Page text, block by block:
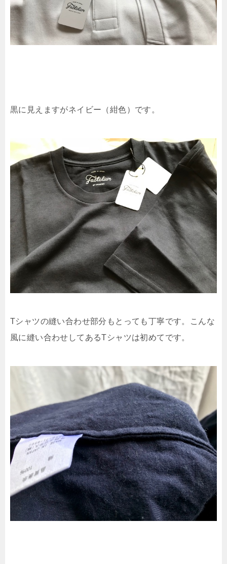
黒に見えますがネイビー（紺色）です。
Tシャツの縫い合わせ部分もとっても丁寧です。こんな
風に縫い合わせしてあるTシャツは初めてです。